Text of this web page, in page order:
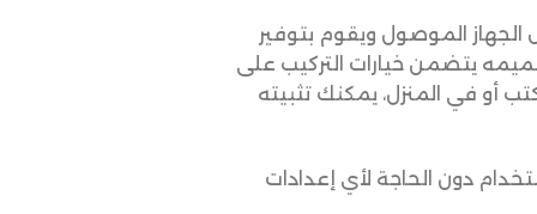
الموصول ويقوم بتوفير
يتضمن خيارات التركيب على
أو في المنزل، يمكنك تثبيته
دون الحاجة لأي إعدادات